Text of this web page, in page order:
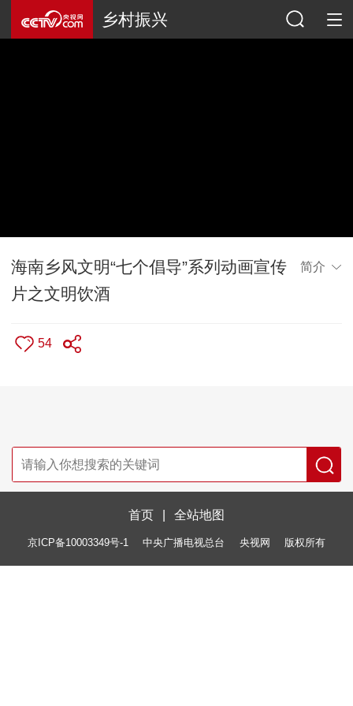
乡村振兴
海南乡风文明“七个倡导”系列动画宣传
片之文明饮酒
简介
54
首页 全站地图
京ICP备10003349号-1 中央广播电视总台 央视网 版权所有